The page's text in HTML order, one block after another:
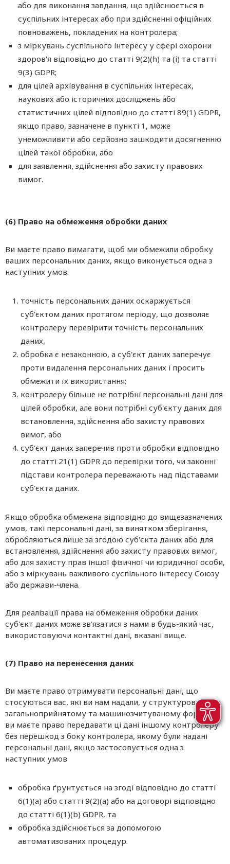
або для виконання завдання, що здійснюється в
суспільних інтересах або при здійсненні офіційних
повноважень, покладених на контролера;
з міркувань суспільного інтересу у сфері охорони
здоров'я відповідно до статті 9(2)(h) та (i) та статті
9(3) GDPR;
для цілей архівування в суспільних інтересах,
наукових або історичних досліджень або
статистичних цілей відповідно до статті 89(1) GDPR,
якщо право, зазначене в пункті 1, може
унеможливити або серйозно зашкодити досягненню
цілей такої обробки, або
для заявлення, здійснення або захисту правових
вимог.
(6) Право на обмеження обробки даних
Ви маєте право вимагати, щоб ми обмежили обробку
ваших персональних даних, якщо виконується одна з
наступних умов:
точність персональних даних оскаржується
суб'єктом даних протягом періоду, що дозволяє
контролеру перевірити точність персональних
даних,
обробка є незаконною, а суб'єкт даних заперечує
проти видалення персональних даних і просить
обмежити їх використання;
контролеру більше не потрібні персональні дані для
цілей обробки, але вони потрібні суб'єкту даних для
встановлення, здійснення або захисту правових
вимог, або
суб'єкт даних заперечив проти обробки відповідно
до статті 21(1) GDPR до перевірки того, чи законні
підстави контролера переважають над підставами
суб'єкта даних.
Якщо обробка обмежена відповідно до вищезазначених
умов, такі персональні дані, за винятком зберігання,
обробляються лише за згодою суб'єкта даних або для
встановлення, здійснення або захисту правових вимог,
або для захисту прав іншої фізичної чи юридичної особи,
або з міркувань важливого суспільного інтересу Союзу
або держави-члена.
Для реалізації права на обмеження обробки даних
суб'єкт даних може зв'язатися з нами в будь-який час,
використовуючи контактні дані, вказані вище.
(7) Право на перенесення даних
Ви маєте право отримувати персональні дані, що
стосуються вас, які ви нам надали, у структурованому,
загальноприйнятому та машинозчитуваному форматі, і
ви маєте право передавати ці дані іншому контролеру
без перешкод з боку контролера, якому були надані
персональні дані, якщо застосовується одна з
наступних умов
обробка ґрунтується на згоді відповідно до статті
6(1)(а) або статті 9(2)(а) або на договорі відповідно
до статті 6(1)(b) GDPR, та
обробка здійснюється за допомогою
автоматизованих процедур.